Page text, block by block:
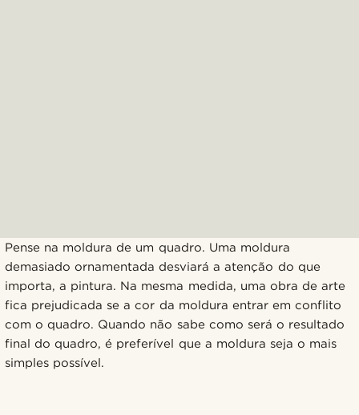
Pense na moldura de um quadro. Uma moldura
demasiado ornamentada desviará a atenção do que
importa, a pintura. Na mesma medida, uma obra de arte
fica prejudicada se a cor da moldura entrar em conflito
com o quadro. Quando não sabe como será o resultado
final do quadro, é preferível que a moldura seja o mais
simples possível.